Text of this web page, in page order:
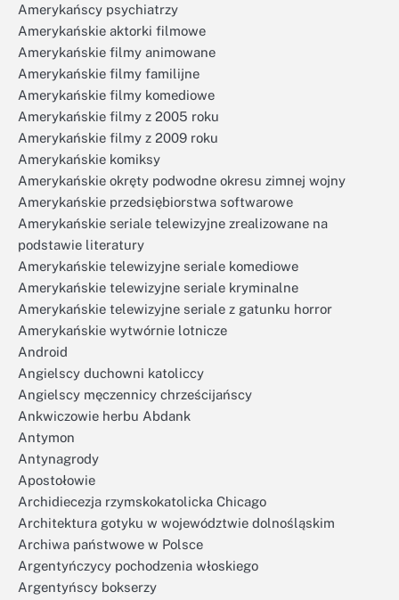
Amerykańscy psychiatrzy
Amerykańskie aktorki filmowe
Amerykańskie filmy animowane
Amerykańskie filmy familijne
Amerykańskie filmy komediowe
Amerykańskie filmy z 2005 roku
Amerykańskie filmy z 2009 roku
Amerykańskie komiksy
Amerykańskie okręty podwodne okresu zimnej wojny
Amerykańskie przedsiębiorstwa softwarowe
Amerykańskie seriale telewizyjne zrealizowane na
podstawie literatury
Amerykańskie telewizyjne seriale komediowe
Amerykańskie telewizyjne seriale kryminalne
Amerykańskie telewizyjne seriale z gatunku horror
Amerykańskie wytwórnie lotnicze
Android
Angielscy duchowni katoliccy
Angielscy męczennicy chrześcijańscy
Ankwiczowie herbu Abdank
Antymon
Antynagrody
Apostołowie
Archidiecezja rzymskokatolicka Chicago
Architektura gotyku w województwie dolnośląskim
Archiwa państwowe w Polsce
Argentyńczycy pochodzenia włoskiego
Argentyńscy bokserzy